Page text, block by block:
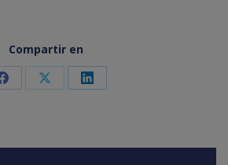
Compartir en
Share Share Share